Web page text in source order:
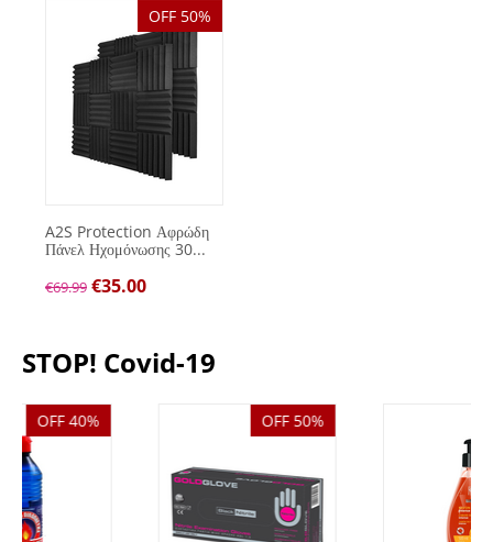
OFF 50%
A2S Protection Αφρώδη
Πάνελ Ηχομόνωσης 30...
€69.99 €35.00
STOP! Covid-19